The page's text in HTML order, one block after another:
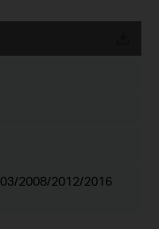
2008/2012/2016